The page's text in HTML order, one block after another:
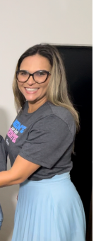
instalado
de Presidente
municípios
de veículos por
nesse caso
Estado do Rio
na sede e no
mais
no comércio, os
no rumo certo,
para a
o prefeito Dorlei